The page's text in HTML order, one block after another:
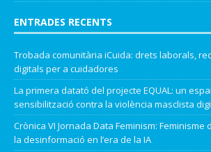
ENTRADES RECENTS
Trobada comunitària iCuida: drets laborals,
digitals per a cuidadores
La primera datató del projecte EQUAL: un
sensibilització contra la violència masclista
Crònica VI Jornada Data Feminism:
la desinformació en l’era de la IA